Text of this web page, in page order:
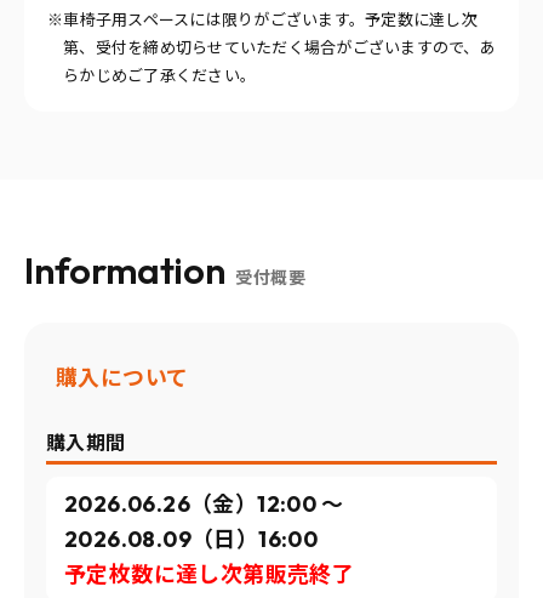
※車椅子用スペースには限りがございます。予定数に達し次
第、受付を締め切らせていただく場合がございますので、あ
らかじめご了承ください。
Information 受付概要
購入について
購入期間
2026.06.26（金）12:00 〜
2026.08.09（日）16:00
予定枚数に達し次第販売終了